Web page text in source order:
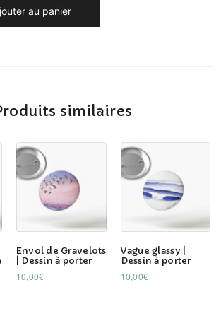
au panier
similaires
produit
a
Envol de Gravelots
| Dessin à porter
10,00€
Vague glassy |
Dessin à porter
10,00€